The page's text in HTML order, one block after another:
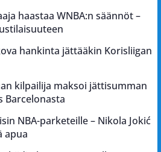
haastaa WNBA:n säännöt –
hankinta jättääkin Korisliigan
kilpailija maksoi jättisumman
Barcelonasta
NBA-parketeille – Nikola Jokić
apua